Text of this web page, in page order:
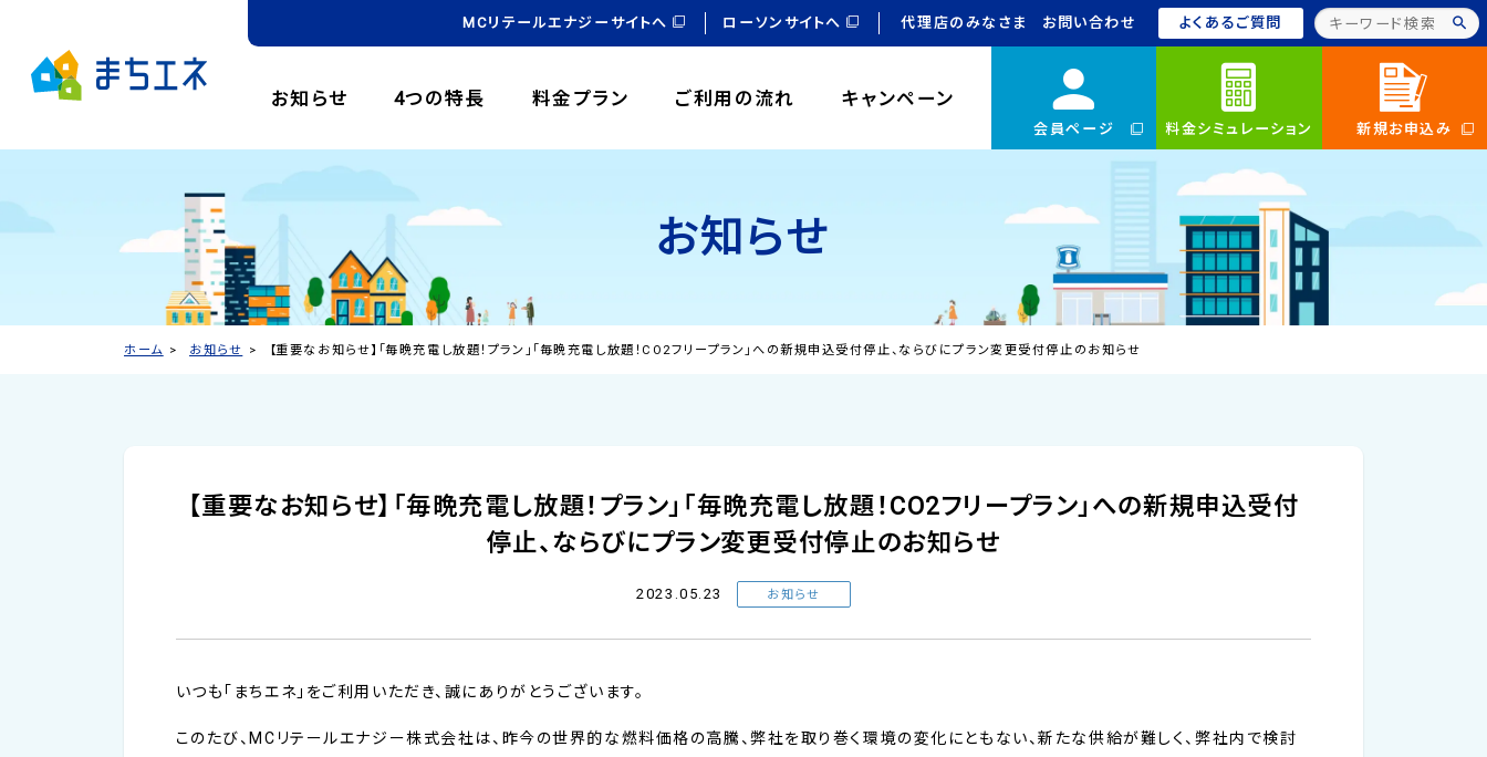
会員ページ 料金シミュレーション 新規お申込み
お知らせ 4つの特長 料金プラン ご利用の流れ キャンペーン
MCリテールエナジーサイトへ ローソンサイトへ 代理店のみなさま お問い合わせ よくあるご質問
お知らせ
ホーム お知らせ 【重要なお知らせ】「毎晩充電し放題！プラン」「毎晩充電し放題！CO2フリープラン」への新規申込受付停止、ならびにプラン変更受付停止のお知らせ
【重要なお知らせ】「毎晩充電し放題！プラン」「毎晩充電し放題！CO2フリープラン」への新規申込受付
停止、ならびにプラン変更受付停止のお知らせ
2023.05.23 お知らせ
いつも「まちエネ」をご利用いただき、誠にありがとうございます。
このたび、MCリテールエナジー株式会社は、昨今の世界的な燃料価格の高騰、弊社を取り巻く環境の変化にともない、新たな供給が難しく、弊社内で検討